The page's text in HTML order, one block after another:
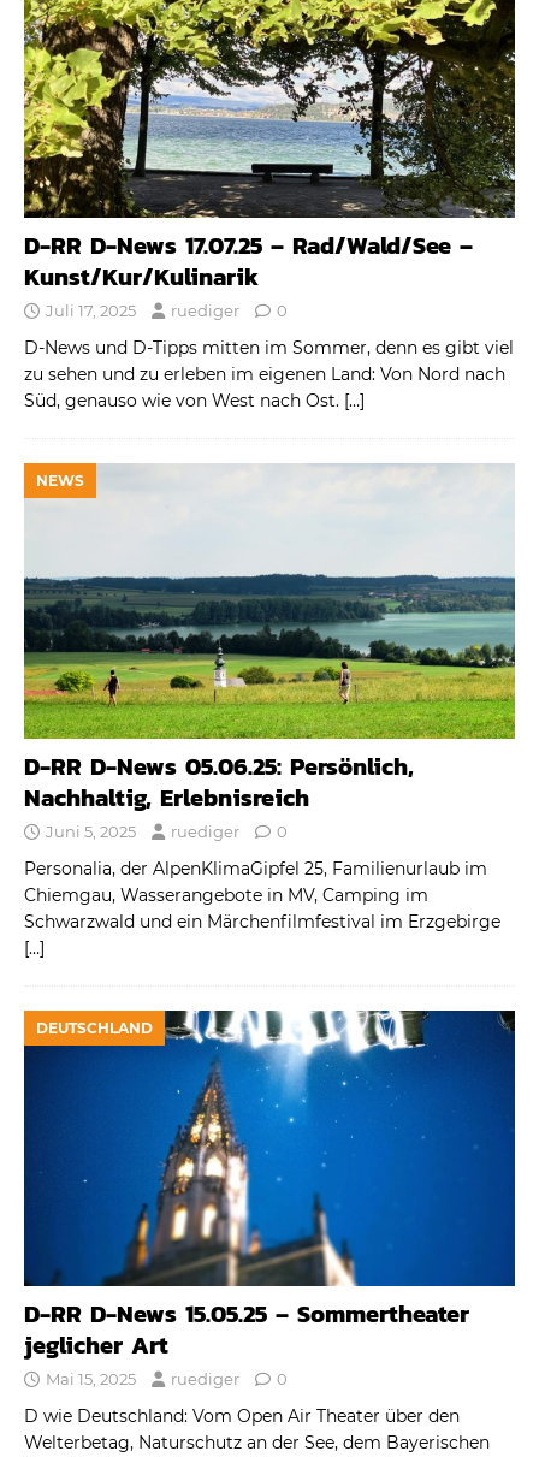
D-RR D-News 17.07.25 – Rad/Wald/See –
Kunst/Kur/Kulinarik
Juli 17, 2025 ruediger 0
D-News und D-Tipps mitten im Sommer, denn es gibt viel
zu sehen und zu erleben im eigenen Land: Von Nord nach
Süd, genauso wie von West nach Ost. […]
NEWS
D-RR D-News 05.06.25: Persönlich,
Nachhaltig, Erlebnisreich
Juni 5, 2025 ruediger 0
Personalia, der AlpenKlimaGipfel 25, Familienurlaub im
Chiemgau, Wasserangebote in MV, Camping im
Schwarzwald und ein Märchenfilmfestival im Erzgebirge
[…]
DEUTSCHLAND
D-RR D-News 15.05.25 – Sommertheater
jeglicher Art
Mai 15, 2025 ruediger 0
D wie Deutschland: Vom Open Air Theater über den
Welterbetag, Naturschutz an der See, dem Bayerischen